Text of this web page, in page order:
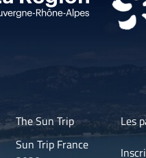
The Sun Trip Les
Sun Trip France